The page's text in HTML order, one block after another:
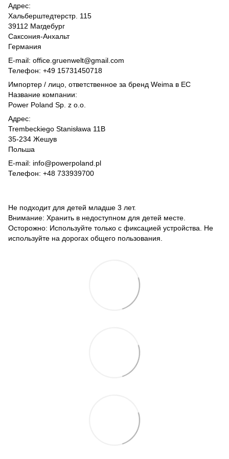
Адрес:
Хальберштедтерстр. 115
39112 Магдебург
Саксония-Анхальт
Германия
E-mail: office.gruenwelt@gmail.com
Телефон: +49 15731450718
Импортер / лицо, ответственное за бренд Weima в ЕС
Название компании:
Power Poland Sp. z o.o.
Адрес:
Trembeckiego Stanisława 11B
35-234 Жешув
Польша
E-mail: info@powerpoland.pl
Телефон: +48 733939700
Не подходит для детей младше 3 лет.
Внимание: Хранить в недоступном для детей месте.
Осторожно: Используйте только с фиксацией устройства. Не
используйте на дорогах общего пользования.